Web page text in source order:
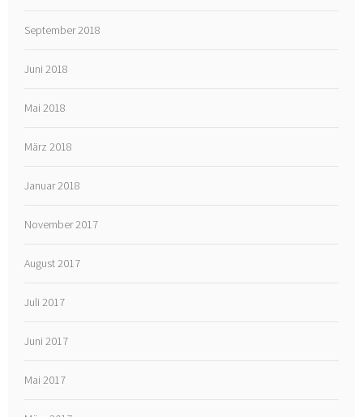
September 2018
Juni 2018
Mai 2018
März 2018
Januar 2018
November 2017
August 2017
Juli 2017
Juni 2017
Mai 2017